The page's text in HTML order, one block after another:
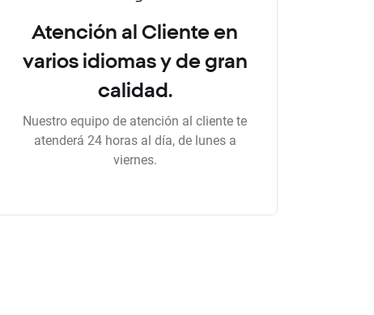
Atención al Cliente en
varios idiomas y de gran
calidad.
Nuestro equipo de atención al cliente te
atenderá 24 horas al día, de lunes a
viernes.